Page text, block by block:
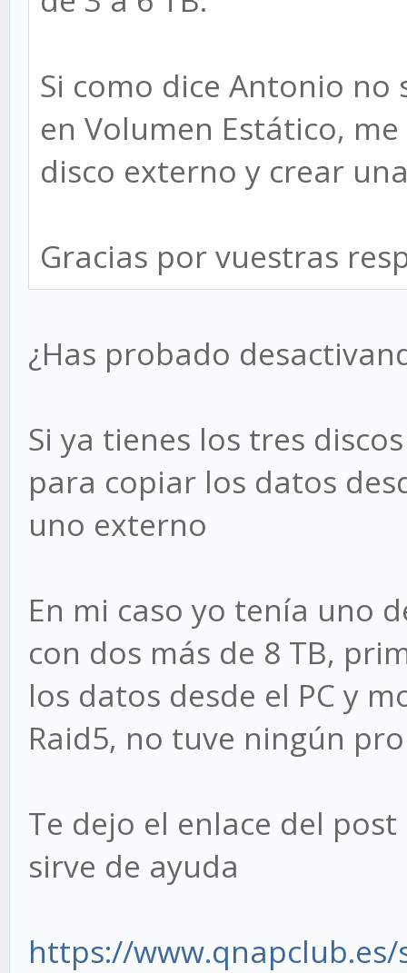
Si como dice Antonio
en Volumen Estático,
disco externo y crear
Gracias por vuestras
¿Has probado
Si ya tienes los tres
para copiar los datos
uno externo
En mi caso yo tenía uno
con dos más de 8 TB,
los datos desde el PC y
Raid5, no tuve ningún
Te dejo el enlace del
sirve de ayuda
https://